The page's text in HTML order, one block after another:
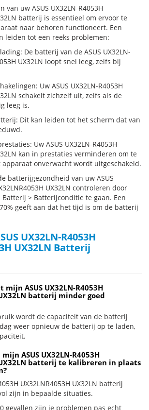
van uw ASUS UX32LN-R4053H
batterij is essentieel om ervoor te
naar behoren functioneert. Een
leiden tot een reeks problemen:
De batterij van de ASUS UX32LN-
UX32LN loopt snel leeg, zelfs bij
Uw ASUS UX32LN-R4053H
schakelt zichzelf uit, zelfs als de
leeg is.
Dit kan leiden tot het scherm dat van
Uw ASUS UX32LN-R4053H
kan in prestaties verminderen om te
onverwacht wordt uitgeschakeld.
batterijgezondheid van uw ASUS
UX32LN controleren door
> Batterijconditie te gaan. Een
geeft aan dat het tijd is om de batterij
UX32LN-R4053H
UX32LN Batterij
ASUS UX32LN-R4053H
batterij minder goed
wordt de capaciteit van de batterij
weer opnieuw de batterij op te laden,
ASUS UX32LN-R4053H
UX32LN batterij te kalibreren in plaats
UX32LNR4053H UX32LN batterij
zijn in bepaalde situaties.
gevallen zijn je problemen pas echt